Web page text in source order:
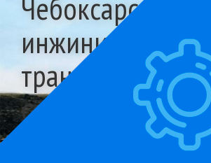
Чебоксарский
инжиниринговый
транспортного и